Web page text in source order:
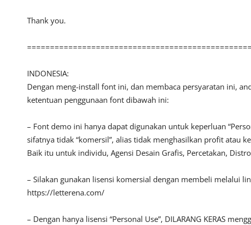
Thank you.
INDONESIA:
Dengan meng-install font ini, dan membaca persyaratan ini,
ketentuan penggunaan font dibawah ini:
– Font demo ini hanya dapat digunakan untuk keperluan
sifatnya tidak “komersil”, alias tidak menghasilkan profit atau
Baik itu untuk individu, Agensi Desain Grafis, Percetakan,
– Silakan gunakan lisensi komersial dengan membeli melalui
https://letterena.com/
– Dengan hanya lisensi “Personal Use”, DILARANG KERAS